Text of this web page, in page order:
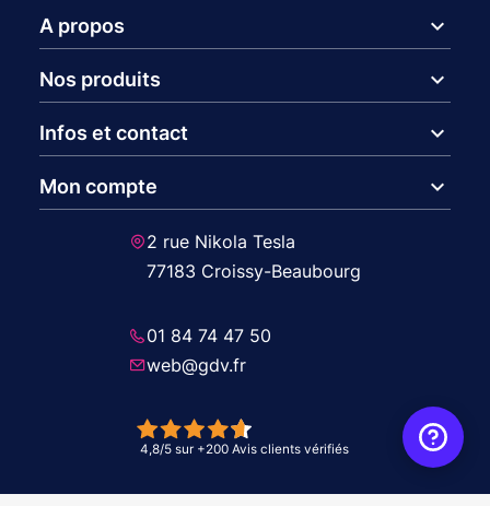
A propos expand_more
Nos produits expand_more
Infos et contact expand_more
Mon compte expand_more
2 rue Nikola Tesla
77183 Croissy-Beaubourg
01 84 74 47 50
web@gdv.fr